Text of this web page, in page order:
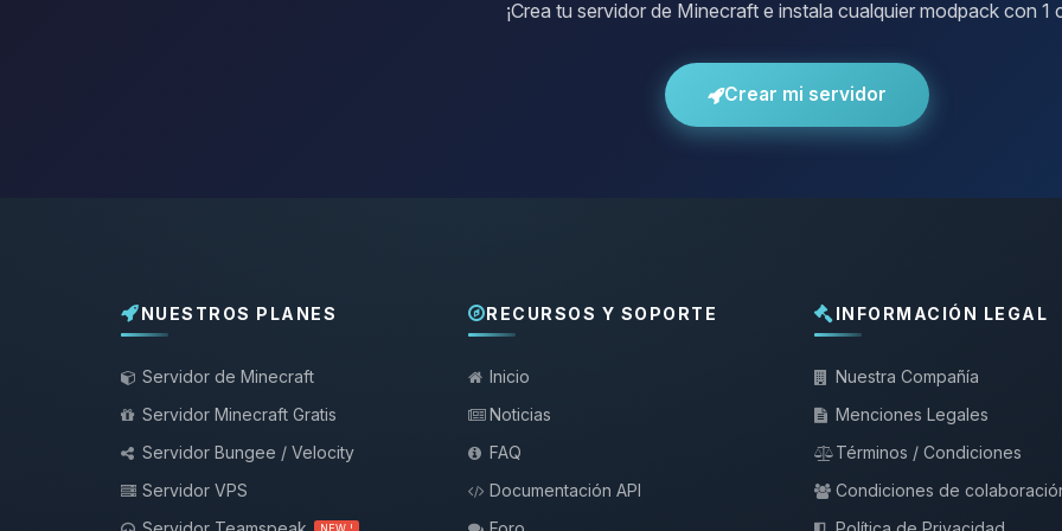
¡Crea tu servidor de Minecraft e instala cualquier modpack con 1
Crear mi servidor
NUESTROS PLANES
Servidor de Minecraft
Servidor Minecraft Gratis
Servidor Bungee / Velocity
Servidor VPS
NEW !
RECURSOS Y SOPORTE
Inicio
Noticias
FAQ
Documentación API
INFORMACIÓN LEGAL
Nuestra Compañía
Menciones Legales
Términos / Condiciones
Condiciones de